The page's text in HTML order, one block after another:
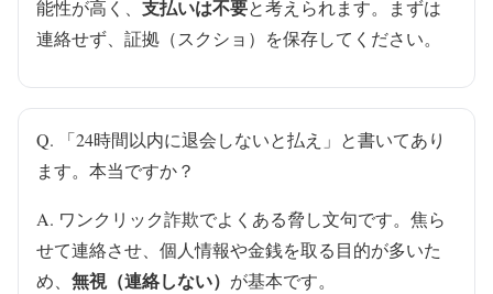
能性が高く、 支払いは不要と考えられます。まずは
連絡せず、証拠（スクショ）を保存してください。
Q. 「24時間以内に退会しないと払え」と書いてあり
ます。本当ですか？
A. ワンクリック詐欺でよくある脅し文句です。焦ら
せて連絡させ、個人情報や金銭を取る目的が多いた
め、 無視（連絡しない） が基本です。